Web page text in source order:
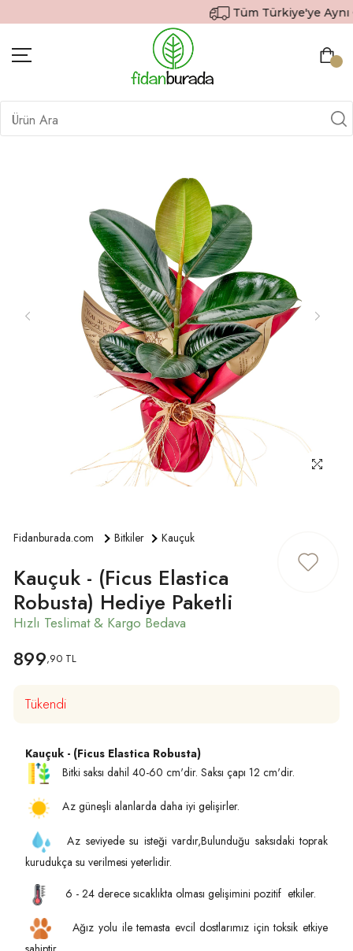
Tüm Türkiye'ye Aynı
BITKILER
İÇ MEKAN BITKILERI
DIŞ MEKAN BITKILERI
HEDIYE GÖNDER
TOPRAK & GÜBRE
SIPARIŞ TAKIP
Fidanburada.com Bitkiler Kauçuk
Kauçuk - (Ficus Elastica
Robusta) Hediye Paketli
899,90 TL
Tükendi
Kauçuk - (Ficus Elastica Robusta)
Bitki saksı dahil 40-60 cm'dir. Saksı çapı 12 cm'dir.
Az güneşli alanlarda daha iyi gelişirler.
Az seviyede su isteği vardır,Bulunduğu saksıdaki toprak
kurudukça su verilmesi yeterlidir.
6 - 24 derece sıcaklıkta olması gelişimini pozitif etkiler.
Ağız yolu ile temasta evcil dostlarımız için toksik etkiye